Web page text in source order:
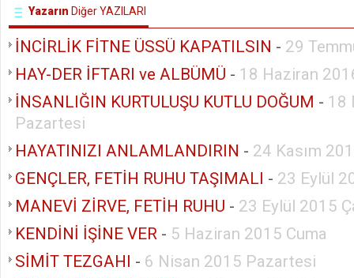
Yazarın Diğer YAZILARI
İNCİRLİK FİTNE ÜSSÜ KAPATILSIN - 29
HAY-DER İFTARI ve ALBÜMÜ - 18 Haziran
İNSANLIĞIN KURTULUŞU KUTLU DOĞUM - 18
Pazartesi
HAYATINIZI ANLAMLANDIRIN - 24 Kasım
GENÇLER, FETİH RUHU TAŞIMALI - 23 Eylül
MANEVİ ZİRVE, FETİH RUHU - 23 Eylül 2015
KENDİNİ İŞİNE VER - 5 Haziran 2015 Cuma
SİMİT TEZGAHI
- 6 Nisan 2015 Pazartesi